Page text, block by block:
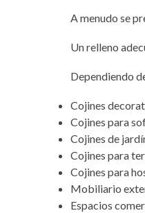
A menudo se
Un relleno
Dependiendo
Cojines
Cojines para
Cojines de
Cojines para
Cojines para
Mobiliario
Espacios